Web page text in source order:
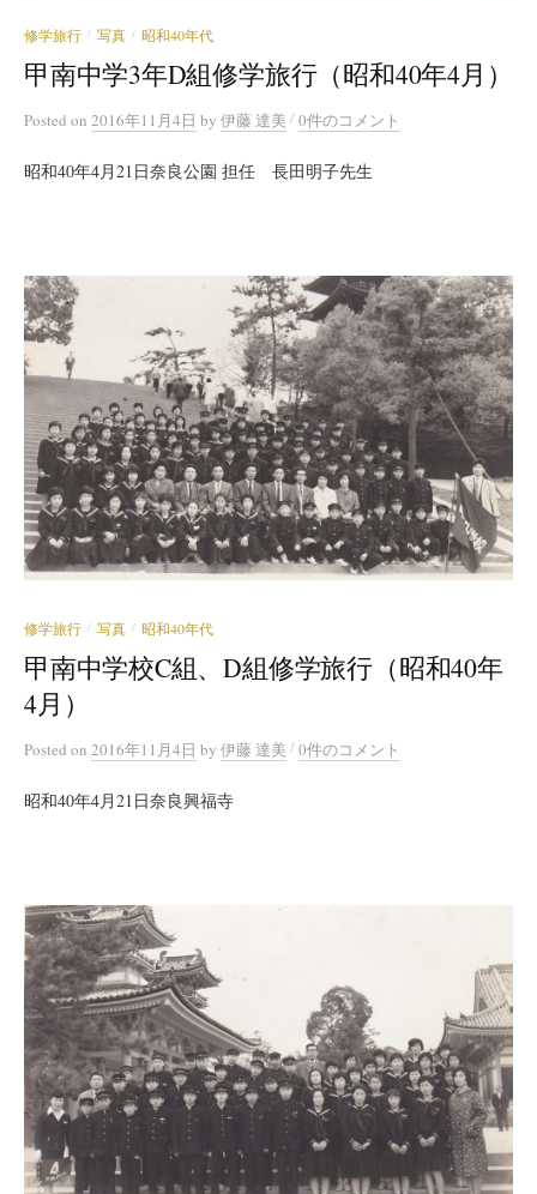
修学旅行 / 写真 / 昭和40年代
甲南中学3年D組修学旅行（昭和40年4月）
Posted on 2016年11月4日 by 伊藤 達美 /0件のコメント
昭和40年4月21日奈良公園 担任 長田明子先生
修学旅行 / 写真 / 昭和40年代
甲南中学校C組、D組修学旅行（昭和40年
4月）
Posted on 2016年11月4日 by 伊藤 達美 /0件のコメント
昭和40年4月21日奈良興福寺